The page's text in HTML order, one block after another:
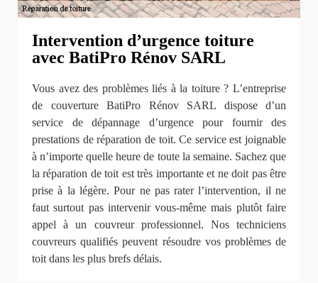
Intervention d’urgence toiture
avec BatiPro Rénov SARL
Vous avez des problèmes liés à la toiture ? L’entreprise
de couverture BatiPro Rénov SARL dispose d’un
service de dépannage d’urgence pour fournir des
prestations de réparation de toit. Ce service est joignable
à n’importe quelle heure de toute la semaine. Sachez que
la réparation de toit est très importante et ne doit pas être
prise à la légère. Pour ne pas rater l’intervention, il ne
faut surtout pas intervenir vous-même mais plutôt faire
appel à un couvreur professionnel. Nos techniciens
couvreurs qualifiés peuvent résoudre vos problèmes de
toit dans les plus brefs délais.